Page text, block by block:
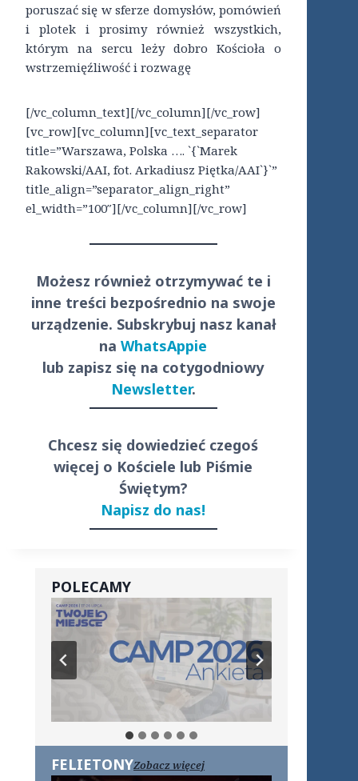
poruszać się w sferze domysłów, pomówień
i plotek i prosimy również wszystkich,
którym na sercu leży dobro Kościoła o
wstrzemięźliwość i rozwagę
[/vc_column_text][/vc_column][/vc_row]
[vc_row][vc_column][vc_text_separator
title=”Warszawa, Polska …. `{`Marek
Rakowski/AAI, fot. Arkadiusz Piętka/AAI`}`”
title_align=”separator_align_right”
el_width=”100″][/vc_column][/vc_row]
Możesz również otrzymywać te i
inne treści bezpośrednio na swoje
urządzenie. Subskrybuj nasz kanał
naWhatsAppie
lub zapisz się na cotygodniowy
Newsletter.
Chcesz się dowiedzieć czegoś
więcej o Kościele lub Piśmie
Świętym?
Napisz do nas!
POLECAMY
FELIETONYZobacz więcej